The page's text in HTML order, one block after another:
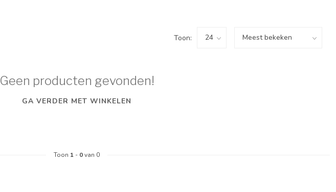
Toon:
Geen producten gevonden!
GA VERDER MET WINKELEN
Toon 1 - 0van 0